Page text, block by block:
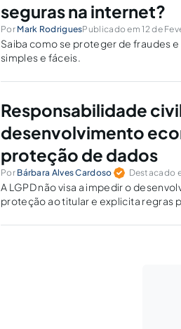
seguras na internet?
Por Mark RodriguesPublicado em 12 de
Saiba como se proteger de fraudes
simples e fáceis.
Responsabilidade
desenvolvimento
proteção de dados
Por Bárbara Alves Cardoso Destacado
A LGPD não visa a impedir o
proteção ao titular e explicita regras